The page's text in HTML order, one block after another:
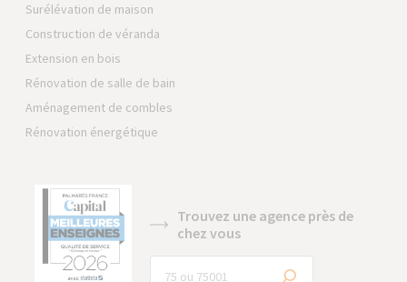
Surélévation de maison
Construction de véranda
Extension en bois
Rénovation de salle de bain
Aménagement de combles
Rénovation énergétique
Trouvez une agence près de
chez vous